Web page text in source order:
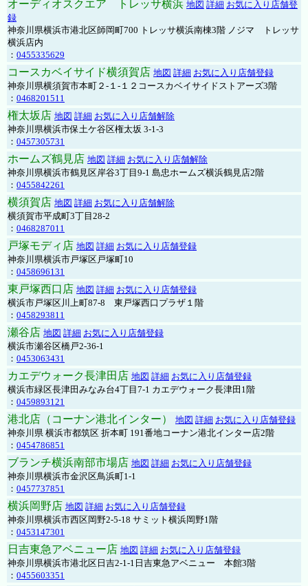
オーディオスクエア トレッサ横浜 地図 詳細 お気に入り店舗登
録
神奈川県横浜市港北区師岡町700 トレッサ横浜南棟3階 ノジマ トレッサ
横浜店内
： 0455335629
コースカベイサイド横須賀店 地図 詳細 お気に入り店舗登録
神奈川県横須賀市本町２-１-１２コースカベイサイドストアーズ3階
： 0468201511
権太坂店 地図 詳細 お気に入り店舗解除
神奈川県横浜市保土ケ谷区権太坂 3-1-3
： 0457305731
ホームズ鶴見店 地図 詳細 お気に入り店舗解除
神奈川県横浜市鶴見区岸谷3丁目9-1 島忠ホームズ横浜鶴見店2階
： 0455842261
横須賀店 地図 詳細 お気に入り店舗解除
横須賀市平成町3丁目28-2
： 0468287011
戸塚モディ店 地図 詳細 お気に入り店舗登録
神奈川県横浜市戸塚区戸塚町10
： 0458696131
東戸塚西口店 地図 詳細 お気に入り店舗登録
横浜市戸塚区川上町87-8 東戸塚西口プラザ１階
： 0458293811
瀬谷店 地図 詳細 お気に入り店舗登録
横浜市瀬谷区橋戸2-36-1
： 0453063431
カエデウォーク長津田店 地図 詳細 お気に入り店舗登録
横浜市緑区長津田みなみ台4丁目7-1 カエデウォーク長津田1階
： 0459893121
港北店（コーナン港北インター） 地図 詳細 お気に入り店舗登録
神奈川県 横浜市都筑区 折本町 191番地コーナン港北インター店2階
： 0454786851
ブランチ横浜南部市場店 地図 詳細 お気に入り店舗登録
神奈川県横浜市金沢区鳥浜町1-1
： 0457737851
横浜岡野店 地図 詳細 お気に入り店舗登録
神奈川県横浜市西区岡野2-5-18 サミット横浜岡野1階
： 0453147301
日吉東急アベニュー店 地図 詳細 お気に入り店舗登録
神奈川県横浜市港北区日吉2-1-1日吉東急アベニュー 本館3階
： 0455603351